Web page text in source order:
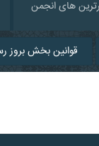
های انجمن
قوانین بخش بروز